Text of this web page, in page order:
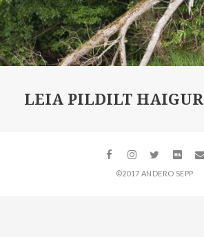
LEIA PILDILT HAIGUR
©2017 ANDERO SEPP